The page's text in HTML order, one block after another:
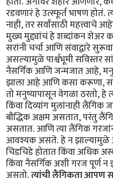
रडवणारं हे उत्स्फूर्त भाषण होतं.
नाही, तर सर्वांसाठी महत्त्वाचे
मुख्य मुद्द्यांचं हे शब्दांकन शेअर
सरांनी चर्चा आणि संवाद्वारे
असल्यामुळे पार्श्वभूमी सविस्तर
नैसर्गिक आणि जन्मजात आहे,
झाला आहे आणि कसा करूणा,
तो मनुष्यापासून वेगळा ठरतो, हे
किंवा दिव्यांग मुलांनाही लैंगिक
बौद्धिक अक्षम असतात, परंतु
असतात. आणि त्या लैंगिक
आवश्यक असते. हे न झाल्यामुळे
चिडचिडे होतात किंवा अधिक
किंवा नैसर्गिक अशी गरज पूर्ण न